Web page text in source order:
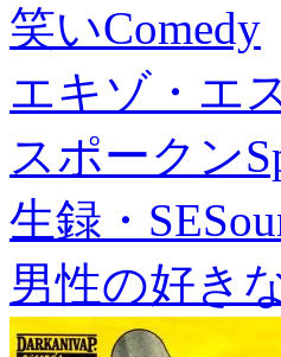
笑いComedy
エキゾ・エ
スポークン
生録・SE
男性の好き